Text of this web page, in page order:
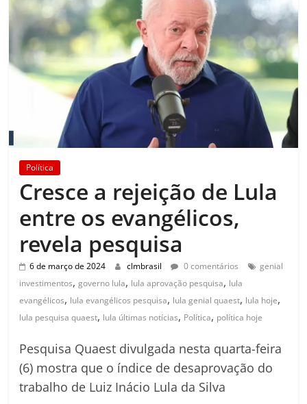
do
mundo.
Política
Cresce a rejeição de Lula
entre os evangélicos,
revela pesquisa
6 de março de 2024 clmbrasil 0 comentários
genial
investimentos,governo lula, lula aprovação pesquisa, lula
evangélicos, lula evangélicos pesquisa, lula genial quaest, lula hoje,
lula pesquisa quaest, lula últimas notícias, Política, política hoje
Pesquisa Quaest divulgada nesta quarta-feira
(6) mostra que o índice de desaprovação do
trabalho de Luiz Inácio Lula da Silva